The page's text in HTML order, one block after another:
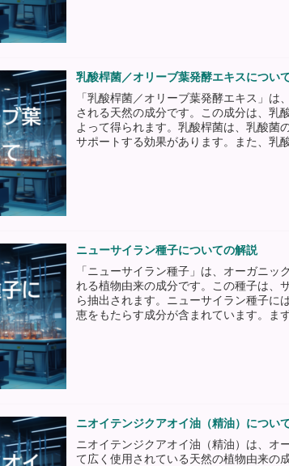
乳酸桿菌／オリーブ葉発酵エキスについ
「乳酸桿菌／オリーブ葉発酵エキス」は
される天然の成分です。この成分は、乳
よって得られます。乳酸桿菌は、乳酸菌
サポートする効果があります。また、乳
ニューサイラン種子についての解説
「ニューサイラン種子」は、オーガニッ
れる植物由来の成分です。この種子は、
ら抽出されます。ニューサイラン種子に
恵をもたらす成分が含まれています。ま
ニオイテンジクアオイ油（精油）につい
ニオイテンジクアオイ油（精油）は、オ
て広く使用されている天然の植物由来の